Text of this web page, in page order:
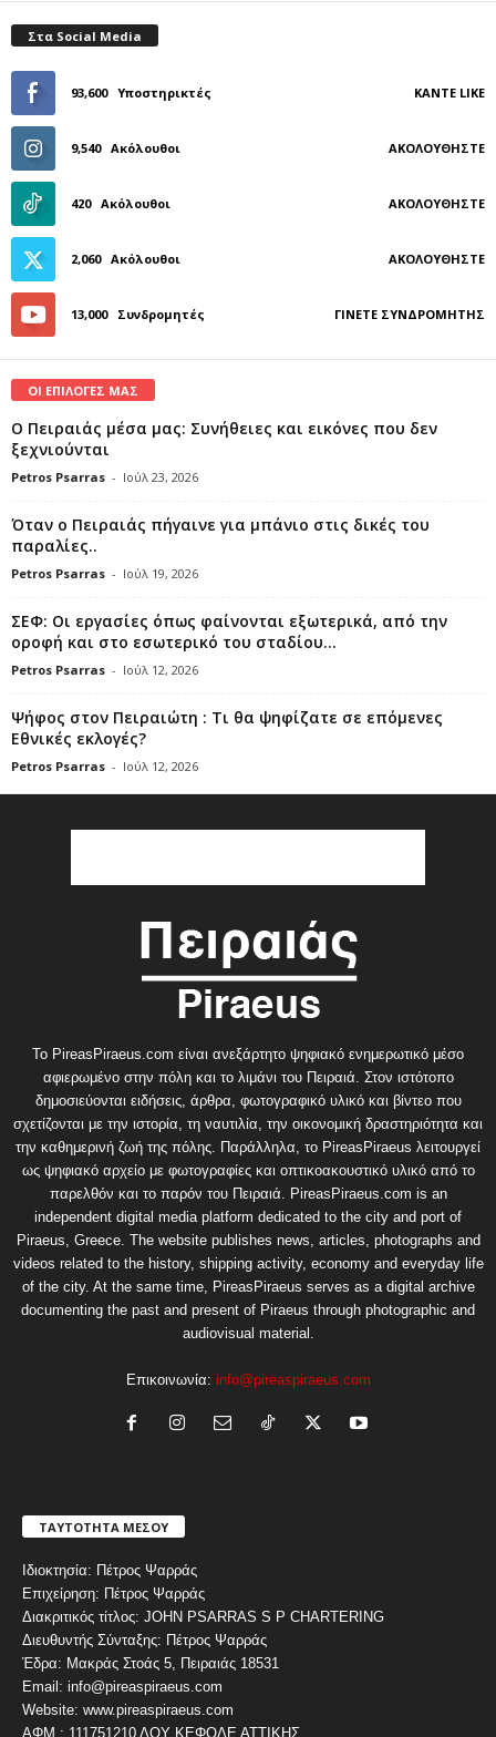
Στα Social Media
93,600 Υποστηρικτές ΚΆΝΤΕ LIKE
9,540 Ακόλουθοι ΑΚΟΛΟΥΘΉΣΤΕ
420 Ακόλουθοι ΑΚΟΛΟΥΘΉΣΤΕ
2,060 Ακόλουθοι ΑΚΟΛΟΥΘΉΣΤΕ
13,000 Συνδρομητές ΓΊΝΕΤΕ ΣΥΝΔΡΟΜΗΤΉΣ
ΟΙ ΕΠΙΛΟΓΕΣ ΜΑΣ
Ο Πειραιάς μέσα μας: Συνήθειες και εικόνες που δεν
ξεχνιούνται
Petros Psarras - Ιούλ 23, 2026
Όταν ο Πειραιάς πήγαινε για μπάνιο στις δικές του
παραλίες..
Petros Psarras - Ιούλ 19, 2026
ΣΕΦ: Οι εργασίες όπως φαίνονται εξωτερικά, από την
οροφή και στο εσωτερικό του σταδίου...
Petros Psarras - Ιούλ 12, 2026
Ψήφος στον Πειραιώτη : Τι θα ψηφίζατε σε επόμενες
Εθνικές εκλογές?
Petros Psarras - Ιούλ 12, 2026
Το PireasPiraeus.com είναι ανεξάρτητο ψηφιακό ενημερωτικό μέσο
αφιερωμένο στην πόλη και το λιμάνι του Πειραιά. Στον ιστότοπο
δημοσιεύονται ειδήσεις, άρθρα, φωτογραφικό υλικό και βίντεο που
σχετίζονται με την ιστορία, τη ναυτιλία, την οικονομική δραστηριότητα και
την καθημερινή ζωή της πόλης. Παράλληλα, το PireasPiraeus λειτουργεί
ως ψηφιακό αρχείο με φωτογραφίες και οπτικοακουστικό υλικό από το
παρελθόν και το παρόν του Πειραιά. PireasPiraeus.com is an
independent digital media platform dedicated to the city and port of
Piraeus, Greece. The website publishes news, articles, photographs and
videos related to the history, shipping activity, economy and everyday life
of the city. At the same time, PireasPiraeus serves as a digital archive
documenting the past and present of Piraeus through photographic and
audiovisual material.
Επικοινωνία: info@pireaspiraeus.com
ΤΑΥΤΟΤΗΤΑ ΜΕΣΟΥ
Ιδιοκτησία: Πέτρος Ψαρράς
Επιχείρηση: Πέτρος Ψαρράς
Διακριτικός τίτλος: JOHN PSARRAS S P CHARTERING
Διευθυντής Σύνταξης: Πέτρος Ψαρράς
Έδρα: Μακράς Στοάς 5, Πειραιάς 18531
Email: info@pireaspiraeus.com
Website: www.pireaspiraeus.com
ΑΦΜ : 111751210 ΔΟΥ ΚΕΦΟΔΕ ΑΤΤΙΚΗΣ